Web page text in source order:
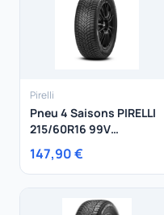
Pirelli
Pneu 4 Saisons PIRELLI
215/60R16 99V
CINTURATO ALL SEASON
SF 2 XL
147,90 €